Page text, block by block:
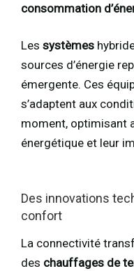
consommation
Les systèmes
sources d’énergie
émergente. Ces
s’adaptent aux
moment, optimisant
énergétique et leur
Des innovations
confort
La connectivité
des chauffages de